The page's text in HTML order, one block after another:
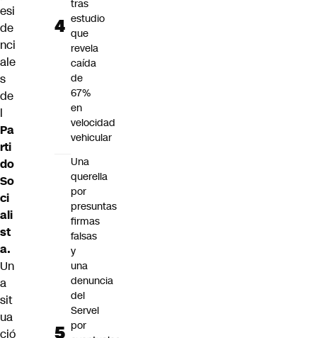
esi
de
nci
ale
s
de
l
Pa
rti
do
So
ci
ali
st
a.
Un
a
sit
ua
ció
tras
estudio
que
revela
caída
de
67%
en
velocidad
vehicular
Una
querella
por
presuntas
firmas
falsas
y
una
denuncia
del
Servel
por